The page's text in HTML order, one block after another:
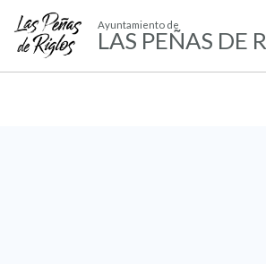
Ayuntamiento de
LAS PEÑAS DE